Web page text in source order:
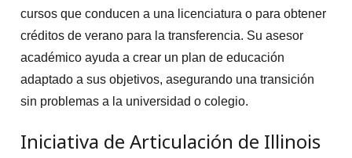
cursos que conducen a una licenciatura o para obtener
créditos de verano para la transferencia. Su asesor
académico ayuda a crear un plan de educación
adaptado a sus objetivos, asegurando una transición
sin problemas a la universidad o colegio.
Iniciativa de Articulación de Illinois